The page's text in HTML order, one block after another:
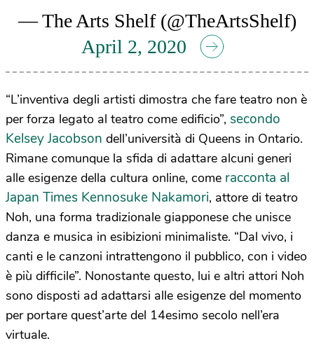
— The Arts Shelf (@TheArtsShelf)
April 2, 2020
“L’inventiva degli artisti dimostra che fare teatro non è
per forza legato al teatro come edificio”, secondo
Kelsey Jacobson dell’università di Queens in Ontario.
Rimane comunque la sfida di adattare alcuni generi
alle esigenze della cultura online, come racconta al
Japan Times Kennosuke Nakamori, attore di teatro
Noh, una forma tradizionale giapponese che unisce
danza e musica in esibizioni minimaliste. “Dal vivo, i
canti e le canzoni intrattengono il pubblico, con i video
è più difficile”. Nonostante questo, lui e altri attori Noh
sono disposti ad adattarsi alle esigenze del momento
per portare quest’arte del 14esimo secolo nell’era
virtuale.